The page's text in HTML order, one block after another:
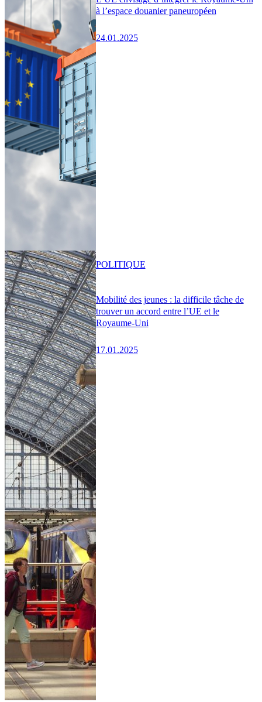
à l’espace douanier paneuropéen
24.01.2025
Mobilité des jeunes : la difficile tâche de
trouver un accord entre l’UE et le
Royaume-Uni
17.01.2025
POLITIQUE